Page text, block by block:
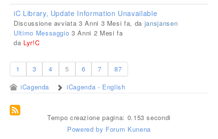
iC Library, Update Information Unavailable
Discussione avviata 3 Anni 3 Mesi fa, da jansjansen
Ultimo Messaggio 3 Anni 2 Mesi fa
da Lyr!C
1 3 4 5 6 7
87
iCagenda
iCagenda - English
Tempo creazione pagina: 0.153 secondi
Powered by Forum Kunena